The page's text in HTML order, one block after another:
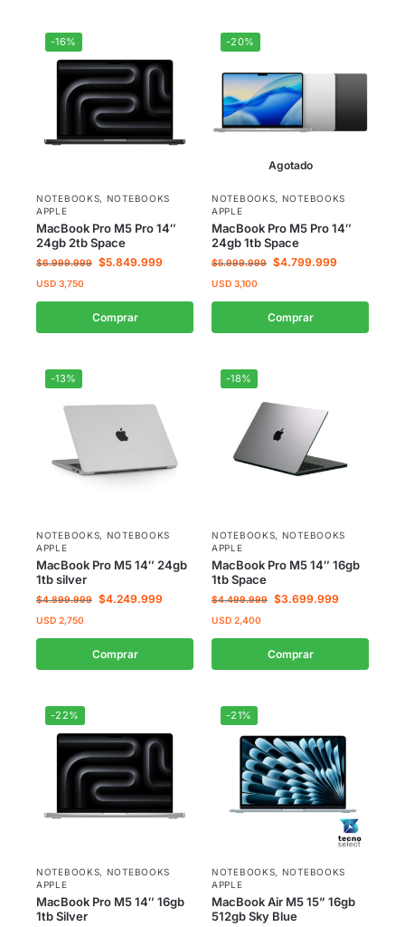
-16%
NOTEBOOKS, NOTEBOOKS
APPLE
MacBook Pro M5 Pro 14″
24gb 2tb Space
$6.999.999 $5.849.999
USD 3,750
Comprar
-20%
Agotado
NOTEBOOKS, NOTEBOOKS
APPLE
MacBook Pro M5 Pro 14″
24gb 1tb Space
$5.999.999 $4.799.999
USD 3,100
Comprar
-13%
NOTEBOOKS, NOTEBOOKS
APPLE
MacBook Pro M5 14″ 24gb
1tb silver
$4.899.999 $4.249.999
USD 2,750
Comprar
-18%
NOTEBOOKS, NOTEBOOKS
APPLE
MacBook Pro M5 14″ 16gb
1tb Space
$4.499.999 $3.699.999
USD 2,400
Comprar
-22%
NOTEBOOKS, NOTEBOOKS
APPLE
MacBook Pro M5 14″ 16gb
1tb Silver
-21%
NOTEBOOKS, NOTEBOOKS
APPLE
MacBook Air M5 15” 16gb
512gb Sky Blue